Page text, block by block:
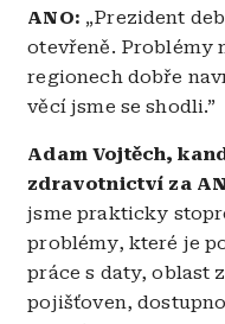
ANO: „Prezident
otevřeně. Problémy
regionech dobře
věcí jsme se shodli.”
Adam Vojtěch,
zdravotnictví za
jsme prakticky
problémy, které je
práce s daty, oblast
pojišťoven,